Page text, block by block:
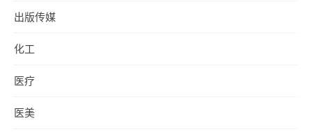
出版传媒
化工
医疗
医美